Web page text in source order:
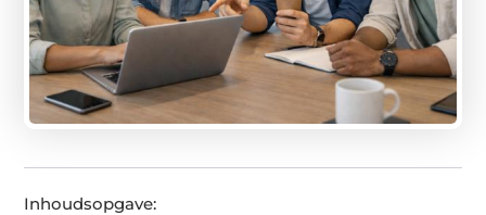
Inhoudsopgave: